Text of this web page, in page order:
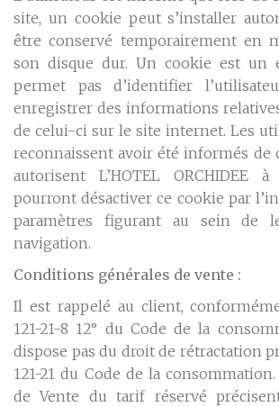
site, un cookie peut s’installer
être conservé temporairement en
son disque dur. Un cookie est un
permet pas d’identifier
enregistrer des informations
de celui-ci sur le site internet. Les
reconnaissent avoir été informés de
autorisent L’HOTEL ORCHIDEE
pourront désactiver ce cookie par
paramètres figurant au sein de
navigation.
Conditions générales de vente :
Il est rappelé au client,
121-21-8 12° du Code de la
dispose pas du droit de rétractation
121-21 du Code de la
de Vente du tarif réservé